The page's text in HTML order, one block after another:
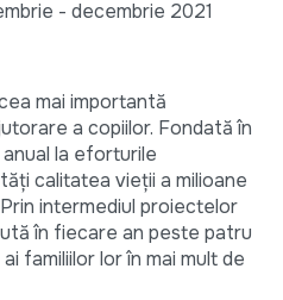
- decembrie 2021
mai importantă
a copiilor. Fondată în
la eforturile
calitatea vieții a milioane
intermediul proiectelor
în fiecare an peste patru
familiilor lor în mai mult de